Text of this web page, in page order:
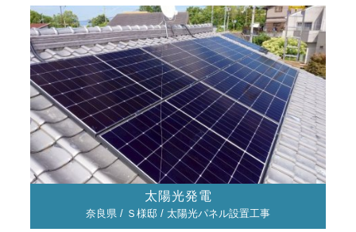
太陽光発電
奈良県 / Ｓ様邸 / 太陽光パネル設置工事